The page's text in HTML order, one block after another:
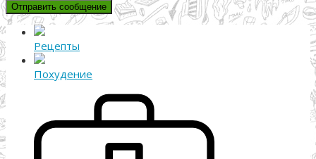
Рецепты
Похудение